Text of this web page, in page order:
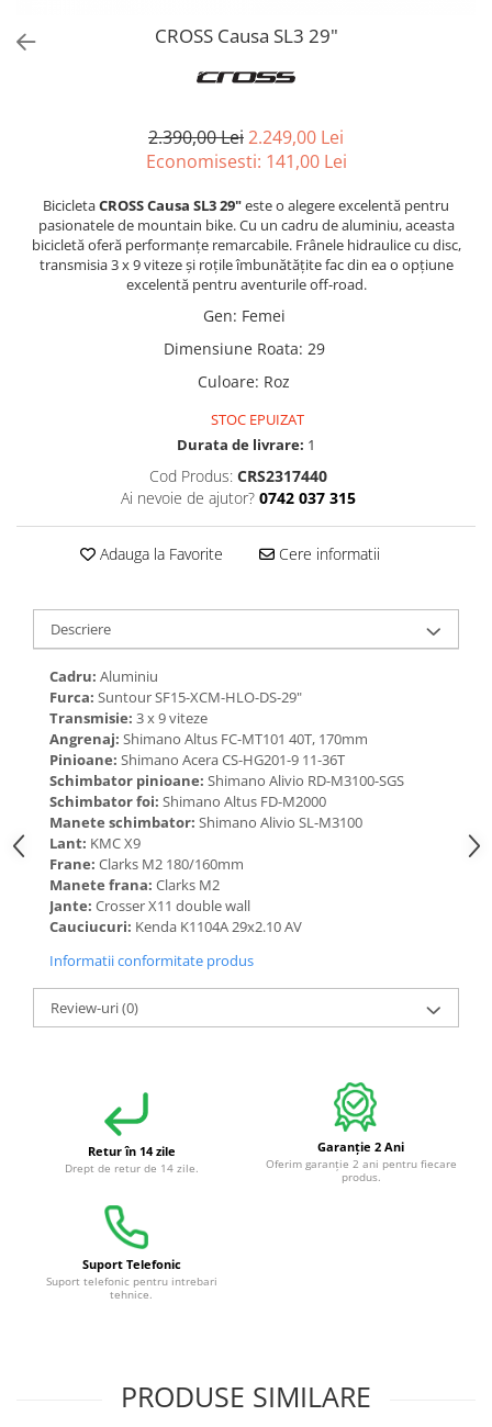
CROSS Causa SL3 29"
2.390,00 Lei2.249,00 Lei
Economisesti: 141,00 Lei
BicicletaCROSS Causa SL3 29"este o alegere excelentă pentru
pasionatele de mountain bike. Cu un cadru de aluminiu, aceasta
bicicletă oferă performanțe remarcabile. Frânele hidraulice cu disc,
transmisia 3 x 9 viteze și roțile îmbunătățite fac din ea o opțiune
excelentă pentru aventurile off-road.
Gen: Femei
Dimensiune Roata: 29
Culoare: Roz
STOC EPUIZAT
Durata de livrare: 1
Cod Produs: CRS2317440
Ai nevoie de ajutor? 0742 037 315
Adauga la Favorite Cere informatii
Descriere
Cadru: Aluminiu
Furca: Suntour SF15-XCM-HLO-DS-29"
Transmisie: 3 x 9 viteze
Angrenaj: Shimano Altus FC-MT101 40T, 170mm
Pinioane: Shimano Acera CS-HG201-9 11-36T
Schimbator pinioane: Shimano Alivio RD-M3100-SGS
Schimbator foi: Shimano Altus FD-M2000
Manete schimbator: Shimano Alivio SL-M3100
Lant: KMC X9
Frane: Clarks M2 180/160mm
Manete frana: Clarks M2
Jante: Crosser X11 double wall
Cauciucuri: Kenda K1104A 29x2.10 AV
Informatii conformitate produs
Review-uri(0)
Retur în 14 zile
Drept de retur de 14 zile.
Garanție 2 Ani
Oferim garanție 2 ani pentru fiecare
produs.
Suport Telefonic
Suport telefonic pentru intrebari
tehnice.
PRODUSE SIMILARE